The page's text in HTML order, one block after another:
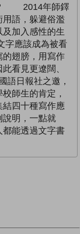
？ 2014年師鐸
用語，躲避俗濫
加入感性的生
應該成為被看
的翅膀，用寫作
看見更遼闊、
日報社之邀，
師生的肯定，
四十種寫作應
說明，一點就
能透過文字書